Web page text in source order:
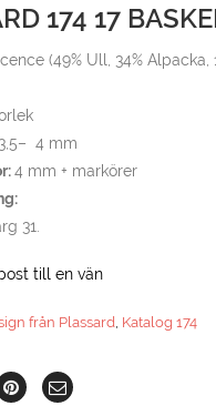
174 17
(49% Ull, 34% Alpacka,
3,5– 4 mm
4 mm + markörer
31.
till en vän
från Plassard Katalog 174